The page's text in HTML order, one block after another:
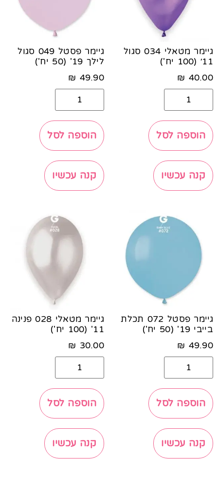
גיימר מטאלי 034 סגול
11׳ (100 יח')
40.00
₪
הוספה לסל
קנה עכשיו
גיימר פסטל 049 סגול
לילך 19' (50 יח')
49.90
₪
הוספה לסל
קנה עכשיו
גיימר פסטל 072 תכלת
בייבי 19' (50 יח')
49.90
₪
הוספה לסל
קנה עכשיו
גיימר מטאלי 028 פנינה
11' (100 יח')
30.00
₪
הוספה לסל
קנה עכשיו